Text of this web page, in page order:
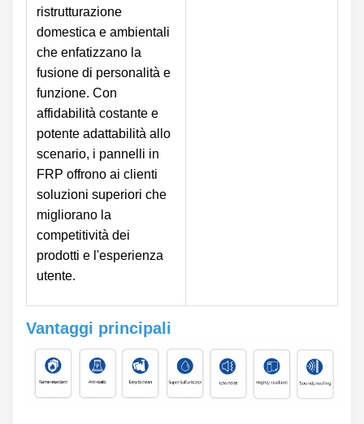
ristrutturazione
domestica e ambientali
che enfatizzano la
fusione di personalità e
funzione. Con
affidabilità costante e
potente adattabilità allo
scenario, i pannelli in
FRP offrono ai clienti
soluzioni superiori che
migliorano la
competitività dei
prodotti e l'esperienza
utente.
Vantaggi principali